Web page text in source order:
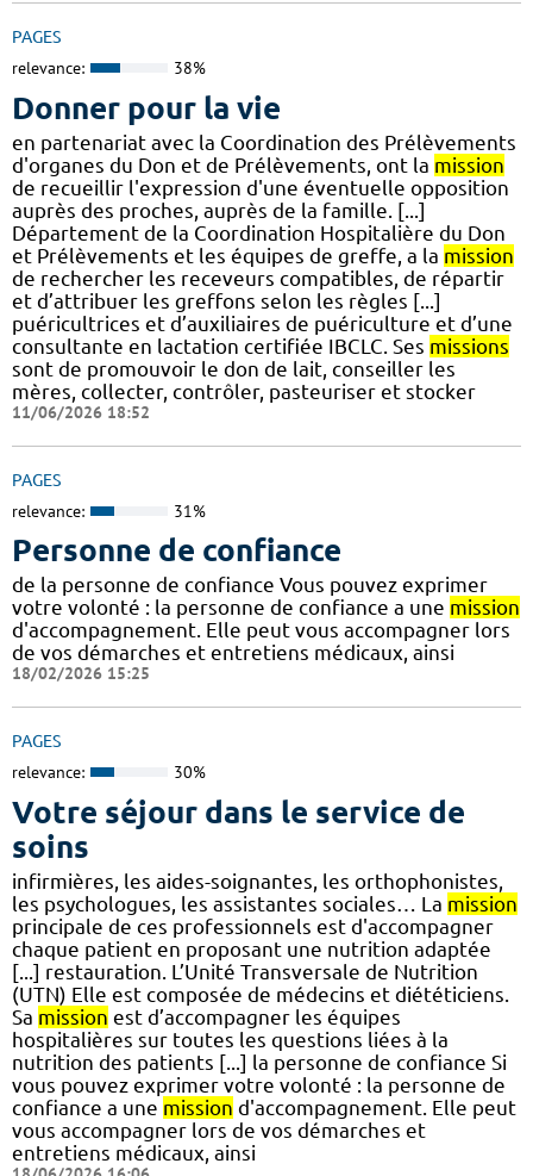
PAGES
relevance: 38%
Donner pour la vie
en partenariat avec la Coordination des Prélèvements
d'organes du Don et de Prélèvements, ont la mission
de recueillir l'expression d'une éventuelle opposition
auprès des proches, auprès de la famille. [...]
Département de la Coordination Hospitalière du Don
et Prélèvements et les équipes de greffe, a la mission
de rechercher les receveurs compatibles, de répartir
et d’attribuer les greffons selon les règles [...]
puéricultrices et d’auxiliaires de puériculture et d’une
consultante en lactation certifiée IBCLC. Ses missions
sont de promouvoir le don de lait, conseiller les
mères, collecter, contrôler, pasteuriser et stocker
11/06/2026 18:52
PAGES
relevance: 31%
Personne de confiance
de la personne de confiance Vous pouvez exprimer
votre volonté : la personne de confiance a une mission
d'accompagnement. Elle peut vous accompagner lors
de vos démarches et entretiens médicaux, ainsi
18/02/2026 15:25
PAGES
relevance: 30%
Votre séjour dans le service de
soins
infirmières, les aides-soignantes, les orthophonistes,
les psychologues, les assistantes sociales… La mission
principale de ces professionnels est d'accompagner
chaque patient en proposant une nutrition adaptée
[...] restauration. L’Unité Transversale de Nutrition
(UTN) Elle est composée de médecins et diététiciens.
Sa mission est d’accompagner les équipes
hospitalières sur toutes les questions liées à la
nutrition des patients [...] la personne de confiance Si
vous pouvez exprimer votre volonté : la personne de
confiance a une mission d'accompagnement. Elle peut
vous accompagner lors de vos démarches et
entretiens médicaux, ainsi